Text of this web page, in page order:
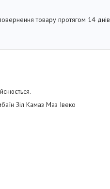
товару протягом 14 днів
Зіл Камаз Маз Івеко